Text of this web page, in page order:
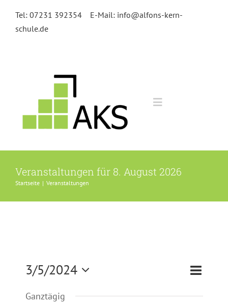
Inhalt
springen
Tel: 07231 392354
E-Mail: info@alfons-kern-
schule.de
Toggle
Kursangebot
Kontakt
Veranstaltungen für 8. August 2026
Startseite | Veranstaltungen
Suche
Tag
3/5/2024
Datum
Ganztägig